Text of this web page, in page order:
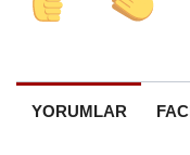
YORUMLAR